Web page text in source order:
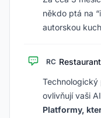
někdo ptá na
autorskou
RC
Technologický
ovlivňují vaši
Platformy,